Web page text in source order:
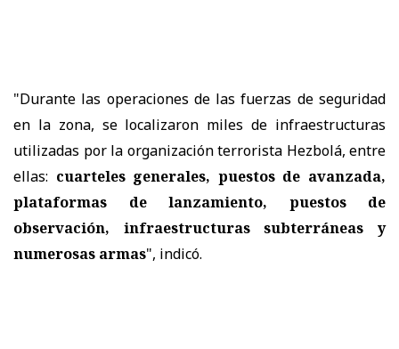
"Durante las operaciones de las fuerzas de seguridad
en la zona, se localizaron miles de infraestructuras
utilizadas por la organización terrorista Hezbolá, entre
ellas: cuarteles generales, puestos de avanzada,
plataformas de lanzamiento, puestos de
observación, infraestructuras subterráneas y
numerosas armas", indicó.